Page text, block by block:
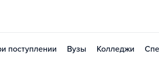
поступлении Вузы Колледжи